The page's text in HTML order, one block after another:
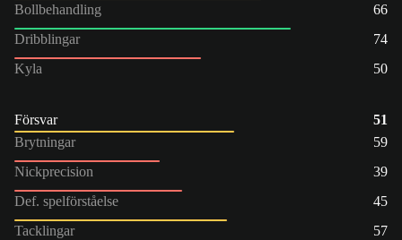
Bollbehandling
66
Dribblingar
74
Kyla
50
Försvar
51
Brytningar
59
Nickprecision
39
Def. spelförståelse
45
Tacklingar
57